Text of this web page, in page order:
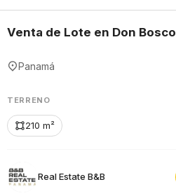
Venta de Lote en Don Bosco
Panamá
TERRENO
210 m²
Rеаl Еstаtе В&В